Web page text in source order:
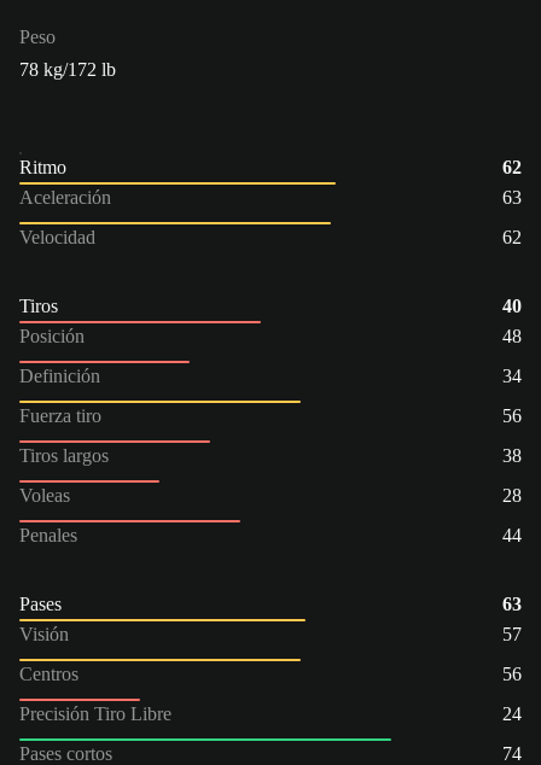
Peso
78 kg/172 lb
Ritmo
62
Aceleración
63
Velocidad
62
Tiros
40
Posición
48
Definición
34
Fuerza tiro
56
Tiros largos
38
Voleas
28
Penales
44
Pases
63
Visión
57
Centros
56
Precisión Tiro Libre
24
Pases cortos
74